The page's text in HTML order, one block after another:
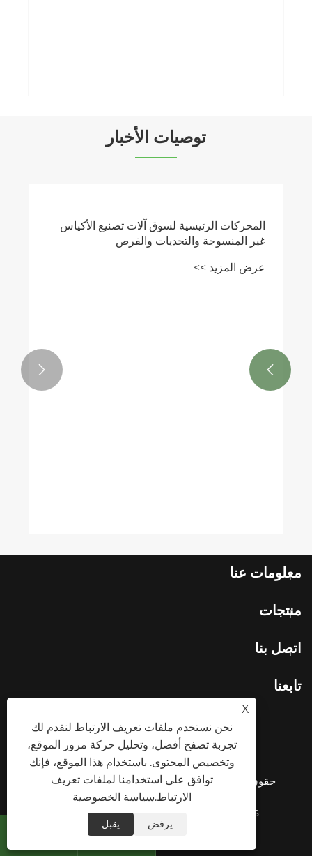
توصيات الأخبار


معلومات عنا
منتجات
اتصل بنا
تابعنا
حقوق النشر © 2026 شركة Green ohm Intelligent
Equipment Co,Ltd. جميع الحقوق محفوظة.
Links
سياسة الخصوصية

X
نحن نستخدم ملفات تعريف الارتباط لنقدم لك
تجربة تصفح أفضل، وتحليل حركة مرور الموقع،
وتخصيص المحتوى. باستخدام هذا الموقع، فإنك
توافق على استخدامنا لملفات تعريف
الارتباط.سياسة الخصوصية
يرفض يقبل